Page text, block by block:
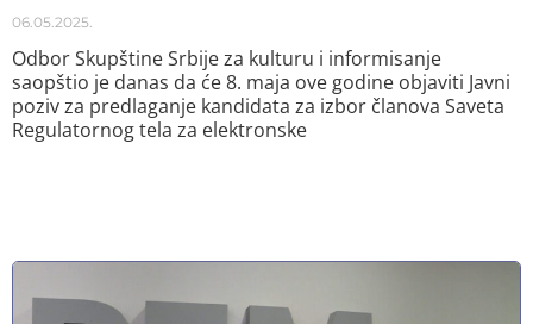
06.05.2025.
Odbor Skupštine Srbije za kulturu i informisanje
saopštio je danas da će 8. maja ove godine objaviti Javni
poziv za predlaganje kandidata za izbor članova Saveta
Regulatornog tela za elektronske